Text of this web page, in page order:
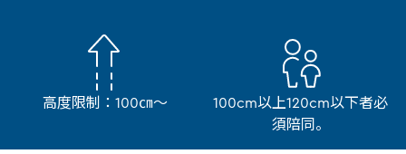
高度限制：100㎝～
100cm以上120cm以下者必
須陪同。